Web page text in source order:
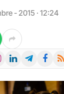
- 2015 · 12:24
LinkedInTelegramFacebook
RSS